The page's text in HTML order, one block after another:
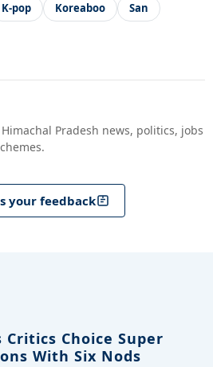
K-pop Koreaboo
San
Pradesh news, politics, jobs
your feedback
Critics Choice Super
With Six Nods